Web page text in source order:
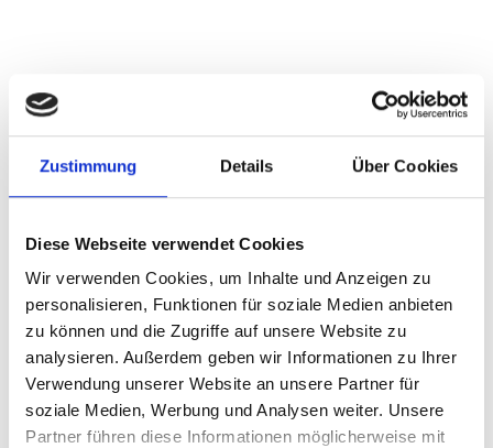
Zustimmung Details Über Cookies
Diese Webseite verwendet Cookies
Wir verwenden Cookies, um Inhalte und Anzeigen zu
personalisieren, Funktionen für soziale Medien anbieten
zu können und die Zugriffe auf unsere Website zu
analysieren. Außerdem geben wir Informationen zu Ihrer
Verwendung unserer Website an unsere Partner für
soziale Medien, Werbung und Analysen weiter. Unsere
Partner führen diese Informationen möglicherweise mit